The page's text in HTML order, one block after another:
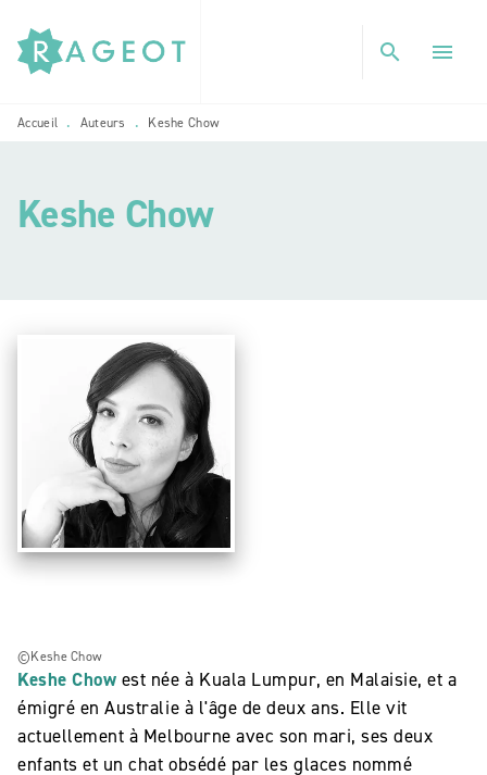
MENU RECHERCHE
PIED DE PAGE
search menu
Accueil • Auteurs • Keshe Chow
Keshe Chow
Keshe Chow est née à Kuala Lumpur, en Malaisie, et a
émigré en Australie à l'âge de deux ans. Elle vit
actuellement à Melbourne avec son mari, ses deux
enfants et un chat obsédé par les glaces nommé
©Keshe Chow